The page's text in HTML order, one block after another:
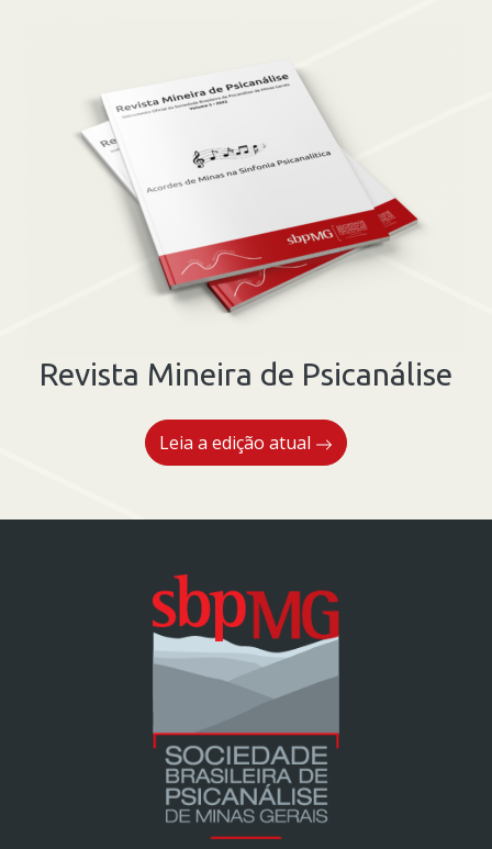
Revista Mineira de Psicanálise
Leia a edição atual